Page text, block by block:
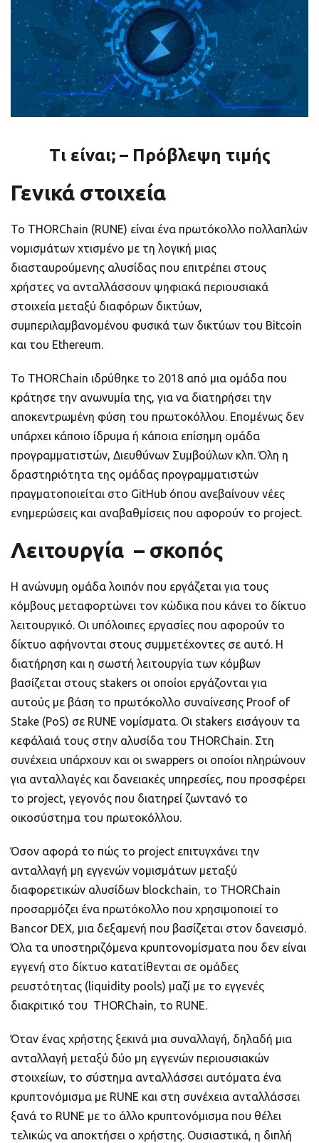
Τι είναι; – Πρόβλεψη τιμής
Γενικά στοιχεία
Το THORChain (RUNE) είναι ένα πρωτόκολλο πολλαπλών
νομισμάτων χτισμένο με τη λογική μιας
διασταυρούμενης αλυσίδας που επιτρέπει στους
χρήστες να ανταλλάσσουν ψηφιακά περιουσιακά
στοιχεία μεταξύ διαφόρων δικτύων,
συμπεριλαμβανομένου φυσικά των δικτύων του Bitcoin
και του Ethereum.
Το THORChain ιδρύθηκε το 2018 από μια ομάδα που
κράτησε την ανωνυμία της, για να διατηρήσει την
αποκεντρωμένη φύση του πρωτοκόλλου. Επομένως δεν
υπάρχει κάποιο ίδρυμα ή κάποια επίσημη ομάδα
προγραμματιστών, Διευθύνων Συμβούλων κλπ. Όλη η
δραστηριότητα της ομάδας προγραμματιστών
πραγματοποιείται στο GitHub όπου ανεβαίνουν νέες
ενημερώσεις και αναβαθμίσεις που αφορούν το project.
Λειτουργία – σκοπός
Η ανώνυμη ομάδα λοιπόν που εργάζεται για τους
κόμβους μεταφορτώνει τον κώδικα που κάνει το δίκτυο
λειτουργικό. Οι υπόλοιπες εργασίες που αφορούν το
δίκτυο αφήνονται στους συμμετέχοντες σε αυτό. Η
διατήρηση και η σωστή λειτουργία των κόμβων
βασίζεται στους stakers οι οποίοι εργάζονται για
αυτούς με βάση το πρωτόκολλο συναίνεσης Proof of
Stake (PoS) σε RUNE νομίσματα. Οι stakers εισάγουν τα
κεφάλαιά τους στην αλυσίδα του THORChain. Στη
συνέχεια υπάρχουν και οι swappers οι οποίοι πληρώνουν
για ανταλλαγές και δανειακές υπηρεσίες, που προσφέρει
το project, γεγονός που διατηρεί ζωντανό το
οικοσύστημα του πρωτοκόλλου.
Όσον αφορά το πώς το project επιτυγχάνει την
ανταλλαγή μη εγγενών νομισμάτων μεταξύ
διαφορετικών αλυσίδων blockchain, το THORChain
προσαρμόζει ένα πρωτόκολλο που χρησιμοποιεί το
Bancor DEX, μια δεξαμενή που βασίζεται στον δανεισμό.
Όλα τα υποστηριζόμενα κρυπτονομίσματα που δεν είναι
εγγενή στο δίκτυο κατατίθενται σε ομάδες
ρευστότητας (liquidity pools) μαζί με το εγγενές
διακριτικό του THORChain, το RUNE.
Όταν ένας χρήστης ξεκινά μια συναλλαγή, δηλαδή μια
ανταλλαγή μεταξύ δύο μη εγγενών περιουσιακών
στοιχείων, το σύστημα ανταλλάσσει αυτόματα ένα
κρυπτονόμισμα με RUNE και στη συνέχεια ανταλλάσσει
ξανά το RUNE με το άλλο κρυπτονόμισμα που θέλει
τελικώς να αποκτήσει ο χρήστης. Ουσιαστικά, η διπλή
ποιοτικό
Πορτοφόλια Κρυπτονομισμάτων
Metamask τι είναι και πως λειτουργεί αυτό
το πορτοφόλι;